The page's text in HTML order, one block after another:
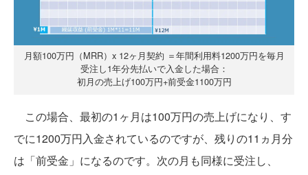
月額100万円（MRR）x 12ヶ月契約 ＝年間利用料1200万円を毎月
受注し1年分先払いで入金した場合：
初月の売上げ100万円+前受金1100万円
この場合、最初の1ヶ月は100万円の売上げになり、す
でに1200万円入金されているのですが、残りの11ヵ月分
は「前受金」になるのです。次の月も同様に受注し、